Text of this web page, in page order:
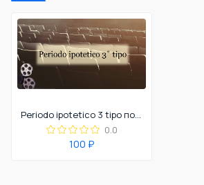
Periodo ipotetico 3 tipo по фильмам
0.0
100 ₽